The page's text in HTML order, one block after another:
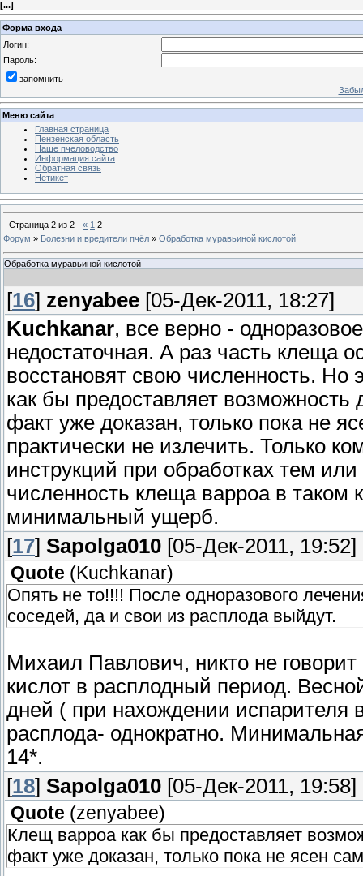
[...]
Форма входа
Логин:
Пароль:
запомнить
Меню сайта
Главная страница
Пензенская область
Наше пчеловодство
Информация сайта
Обратная связь
Нетикет
Страница 2 из 2 « 1 2
Форум » Болезни и вредители пчёл » Обработка муравьиной кислотой
Обработка муравьиной кислотой
[16] zenyabee [05-Дек-2011, 18:27]
Kuchkanar, все верно -
недостаточная. А раз часть клеща
восстановят свою численность.
как бы предоставляет возможность
факт уже доказан, только пока не
практически не излечить. Только
инструкций при обработках тем
численность клеща варроа в таком
минимальный ущерб.
[17] Sapolga010 [05-Дек-2011, 19:52]
Quote ( Kuchkanar)
Опять не то!!!! После одноразового
соседей, да и свои из расплода выйдут.
Михаил Павлович, никто не
кислот в расплодный период.
дней ( при нахождении испарителя
расплода- однократно.
14*.
[18] Sapolga010 [05-Дек-2011, 19:58]
Quote (zenyabee)
Клещ варроа как бы предоставляет
факт уже доказан, только пока не ясен